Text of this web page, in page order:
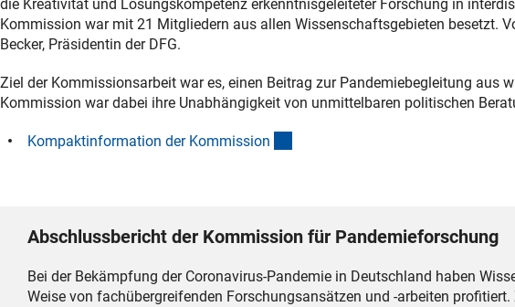
die Kreativität und Lösungskompetenz erkenntnisgeleiteter Forschung in
Kommission war mit 21 Mitgliedern aus allen Wissenschaftsgebieten besetzt.
Becker, Präsidentin der DFG.
Ziel der Kommissionsarbeit war es, einen Beitrag zur Pandemiebegleitung aus
Kommission war dabei ihre Unabhängigkeit von unmittelbaren politischen
Kompaktinformation der Kommission
Abschlussbericht der Kommission für Pandemieforschung
Bei der Bekämpfung der Coronavirus-Pandemie in Deutschland haben
Weise von fachübergreifenden Forschungsansätzen und -arbeiten